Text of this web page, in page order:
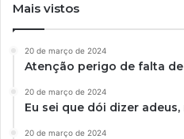
Mais vistos
20 de março de 2024
Atenção perigo de falta
20 de março de 2024
Eu sei que dói dizer
20 de março de 2024